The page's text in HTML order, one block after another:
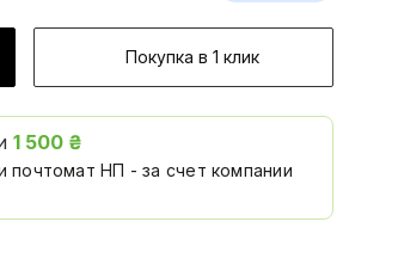
Покупка в 1 клик
1 500 ₴
почтомат НП - за счет компании